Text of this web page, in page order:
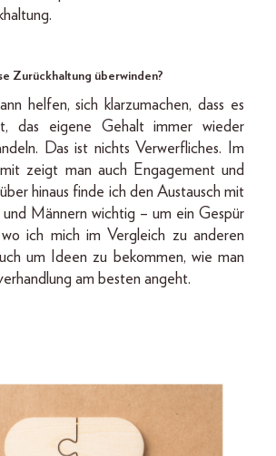
Zurückhaltung überwinden?
helfen, sich klarzumachen, dass es
das eigene Gehalt immer wieder
Das ist nichts Verwerfliches. Im
zeigt man auch Engagement und
hinaus finde ich den Austausch mit
und Männern wichtig – um ein Gespür
ich mich im Vergleich zu anderen
um Ideen zu bekommen, wie man
am besten angeht.